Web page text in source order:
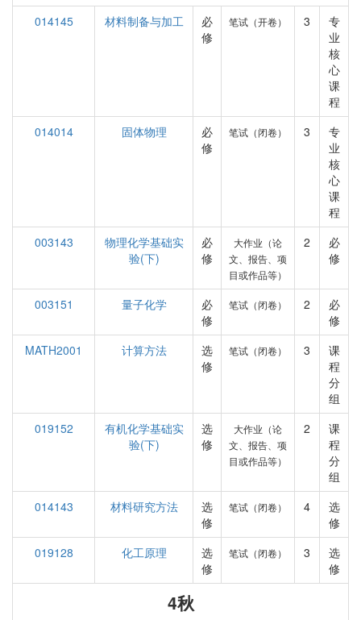
014145 材料制备与加工
必
修
笔试（开卷） 3
专
业
核
心
课
程
014014
固体物理
必
修
笔试（闭卷） 3
专
业
核
心
课
程
003143
物理化学基础实
验(下)
必
修
大作业（论
文、报告、项
目或作品等）
2
必
修
003151 量子化学
必
修
笔试（闭卷） 2
必
修
MATH2001
计算方法
选
修
笔试（闭卷） 3
课
程
分
组
019152
有机化学基础实
验(下)
选
修
大作业（论
文、报告、项
目或作品等）
2
课
程
分
组
014143
材料研究方法
选
修
笔试（闭卷） 4
选
修
019128
化工原理
选
修
笔试（闭卷） 3
选
修
4秋